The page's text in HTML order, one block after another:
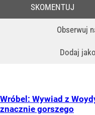
Obserwuj
Dodaj jako
SKOMENTUJ
Wróbel: Wywiad z
znacznie gorszego